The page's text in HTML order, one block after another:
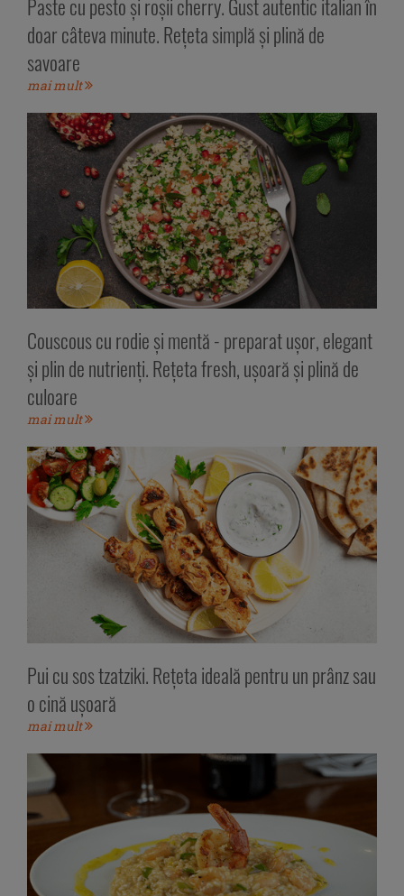
Paste cu pesto și roșii cherry. Gust autentic italian în
doar câteva minute. Rețeta simplă și plină de
savoare
mai mult
Couscous cu rodie și mentă - preparat ușor, elegant
și plin de nutrienți. Rețeta fresh, ușoară și plină de
culoare
mai mult
Pui cu sos tzatziki. Rețeta ideală pentru un prânz sau
o cină ușoară
mai mult